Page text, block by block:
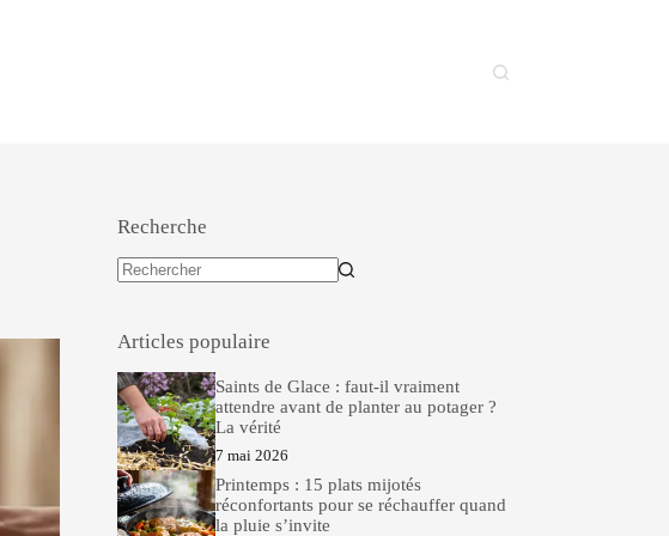
Recherche
Articles populaire
Saints de Glace : faut-il vraiment
attendre avant de planter au potager ?
La vérité
7 mai 2026
Printemps : 15 plats mijotés
réconfortants pour se réchauffer quand
la pluie s’invite